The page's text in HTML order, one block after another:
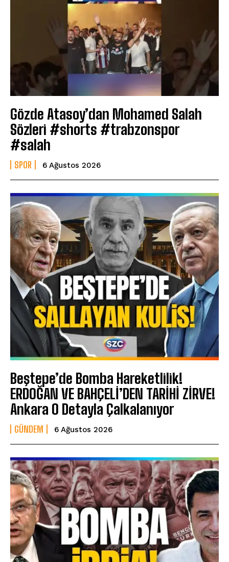
Gözde Atasoy’dan Mohamed Salah
Sözleri #shorts #trabzonspor
#salah
SPOR 6 Ağustos 2026
Beştepe’de Bomba Hareketlilik!
ERDOĞAN VE BAHÇELİ’DEN TARİHİ ZİRVE!
Ankara O Detayla Çalkalanıyor
GÜNDEM 6 Ağustos 2026